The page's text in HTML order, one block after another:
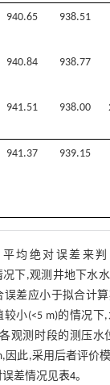
940.65 938.51
940.84 938.77
941.51 938.00
941.37 939.15
均绝对误差来
况下,观测井地下水
误差应小于拟合计
较小(<5 m)的情况
观测时段的测压水
因此,采用后者评价
差情况见表4。